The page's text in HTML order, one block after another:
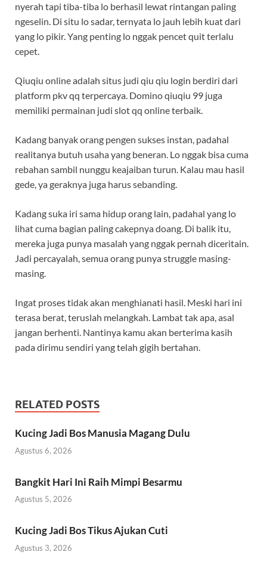
nyerah tapi tiba-tiba lo berhasil lewat rintangan paling
ngeselin. Di situ lo sadar, ternyata lo jauh lebih kuat dari
yang lo pikir. Yang penting lo nggak pencet quit terlalu
cepet.
Qiuqiu online adalah situs judi qiu qiu login berdiri dari
platform pkv qq terpercaya. Domino qiuqiu 99 juga
memiliki permainan judi slot qq online terbaik.
Kadang banyak orang pengen sukses instan, padahal
realitanya butuh usaha yang beneran. Lo nggak bisa cuma
rebahan sambil nunggu keajaiban turun. Kalau mau hasil
gede, ya geraknya juga harus sebanding.
Kadang suka iri sama hidup orang lain, padahal yang lo
lihat cuma bagian paling cakepnya doang. Di balik itu,
mereka juga punya masalah yang nggak pernah diceritain.
Jadi percayalah, semua orang punya struggle masing-
masing.
Ingat proses tidak akan menghianati hasil. Meski hari ini
terasa berat, teruslah melangkah. Lambat tak apa, asal
jangan berhenti. Nantinya kamu akan berterima kasih
pada dirimu sendiri yang telah gigih bertahan.
RELATED POSTS
Kucing Jadi Bos Manusia Magang Dulu
Agustus 6, 2026
Bangkit Hari Ini Raih Mimpi Besarmu
Agustus 5, 2026
Kucing Jadi Bos Tikus Ajukan Cuti
Agustus 3, 2026